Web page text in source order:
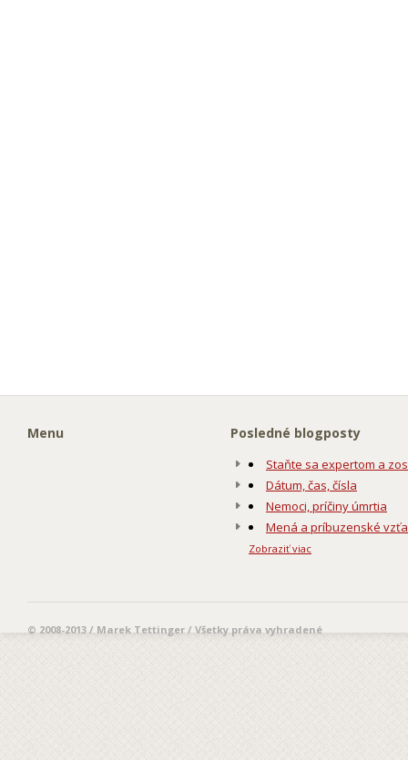
Menu Posledné blogposty
Staňte sa expertom a
Dátum, čas, čísla
Nemoci, príčiny úmrtia
Mená a príbuzenské
Zobraziť viac
© 2008-2013 / Marek Tettinger / Všetky práva vyhradené